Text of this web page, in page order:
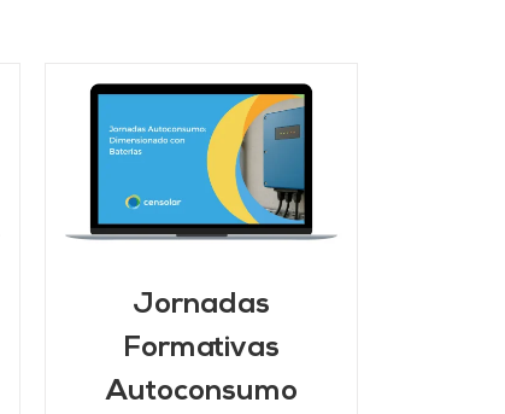
Jornadas
Formativas
Autoconsumo